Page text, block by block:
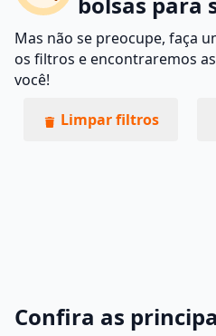
Mas não se preocupe, faça
os filtros e encontraremos
você!
Limpar filtros
Confira as